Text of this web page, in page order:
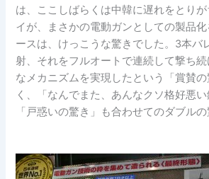
は、ここしばらくは中韓に遅れをとり
イが、まさかの電動ガンとしての製品
ースは、けっこうな驚きでした。3本バ
射、それをフルオートで連続して撃ち
なメカニズムを実現したという「賞賛
く、「なんでまた、あんなクソ格好悪
「戸惑いの驚き」も合わせてのダブルの